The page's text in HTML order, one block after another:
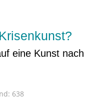
eine Kunst nach
638